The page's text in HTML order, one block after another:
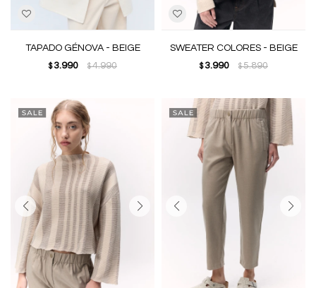
TAPADO GÉNOVA - BEIGE
$ 3.990 $4.990
SWEATER COLORES - BEIGE
$ 3.990 $5.890